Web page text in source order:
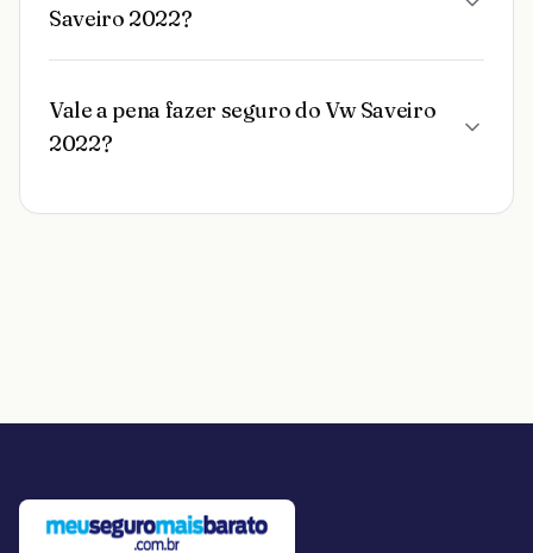
Saveiro 2022?
Vale a pena fazer seguro do Vw Saveiro
2022?